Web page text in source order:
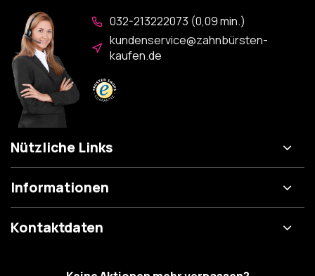
032-213222073 (0,09 min.)
kundenservice@zahnbürsten-
kaufen.de
Nützliche Links
Informationen
Kontaktdaten